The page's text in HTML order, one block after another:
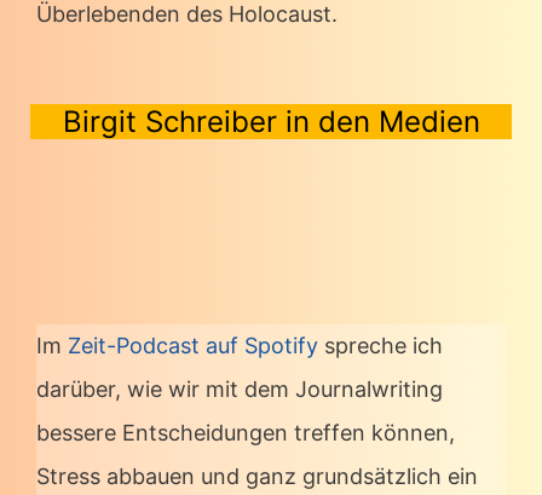
Überlebenden des Holocaust.
Birgit Schreiber in den Medien
Im Zeit-Podcast auf Spotify spreche ich
darüber, wie wir mit dem Journalwriting
bessere Entscheidungen treffen können,
Stress abbauen und ganz grundsätzlich ein